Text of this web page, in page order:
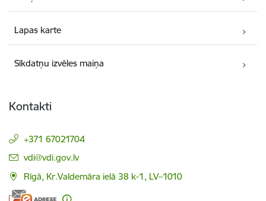
Lapas karte
Sīkdatņu izvēles maiņa
Kontakti
+371 67021704
E-pasts:
vdi@vdi.gov.lv
Rīgā, Kr.Valdemāra ielā 38 k-1, LV–1010